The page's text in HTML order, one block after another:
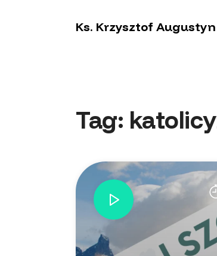
Ks. Krzysztof Augustyn
Tag: